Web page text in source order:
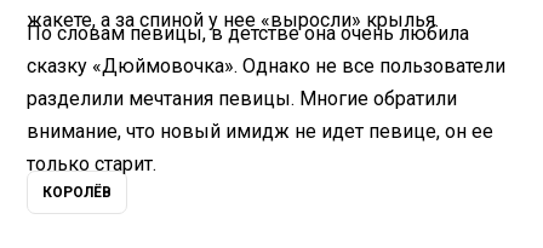
жакете, а за спиной у нее «выросли» крылья.
По словам певицы, в детстве она очень любила
сказку «Дюймовочка». Однако не все пользователи
разделили мечтания певицы. Многие обратили
внимание, что новый имидж не идет певице, он ее
только старит.
КОРОЛЁВ